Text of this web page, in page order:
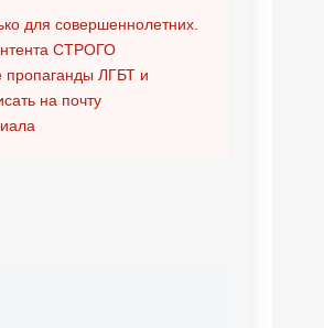
для совершеннолетних.
СТРОГО
пропаганды ЛГБТ и
на почту